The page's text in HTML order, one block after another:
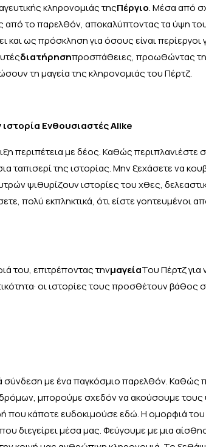
κληρονομιάς τηςΠέργιο. Μέσα από
από το παρελθόν, αποκαλύπτοντας τα ύψη
ως πρόσκληση για όσους είναι περίεργοι
διατήρησηπροσπάθειες, προωθώντας
τη μαγεία της κληρονομιάς του Πέρτζ.
Ενθουσιαστές Alike
περιπέτεια με δέος. Καθώς
ταπισερί της ιστορίας. Μην ξεχάσετε να
ψιθυρίζουν ιστορίες του χθες,
πολύ εκπληκτικά, ότι είστε γοητευμένοι
του, επιτρέποντας τηνμαγείαΤου Πέρτζ για
οι ιστορίες τους προσθέτουν βάθος
σύνδεση με ένα παγκόσμιο παρελθόν. Καθώς
μπορούμε σχεδόν να ακούσουμε τους
που κάποτε ευδοκιμούσε εδώ. Η ομορφιά του
διεγείρει μέσα μας. Φεύγουμε με μια